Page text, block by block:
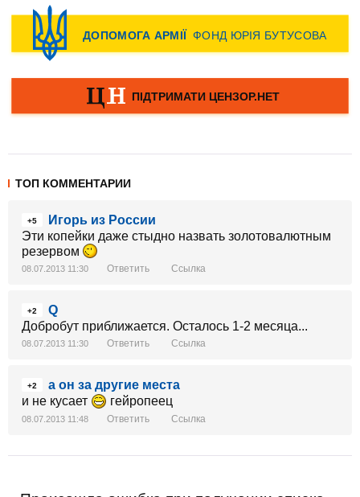
ТОП КОММЕНТАРИИ
+5
Игорь из России
Эти копейки даже стыдно назвать золотовалютным
резервом
08.07.2013 11:30 Ответить Ссылка
+2
Q
Добробут приближается. Осталось 1-2 месяца...
08.07.2013 11:30 Ответить Ссылка
+2
а он за другие места
и не кусает
гейропеец
08.07.2013 11:48 Ответить Ссылка